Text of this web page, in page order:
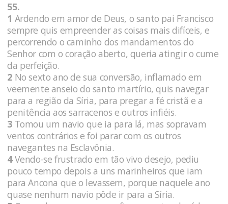
55.
1 Ardendo em amor de Deus, o santo pai Francisco
sempre quis empreender as coisas mais difíceis, e
percorrendo o caminho dos mandamentos do
Senhor com o coração aberto, queria atingir o cume
da perfeição.
2 No sexto ano de sua conversão, inflamado em
veemente anseio do santo martírio, quis navegar
para a região da Síria, para pregar a fé cristã e a
penitência aos sarracenos e outros infiéis.
3 Tomou um navio que ia para lá, mas sopravam
ventos contrários e foi parar com os outros
navegantes na Esclavônia.
4Vendo-se frustrado em tão vivo desejo, pediu
pouco tempo depois a uns marinheiros que iam
para Ancona que o levassem, porque naquele ano
quase nenhum navio pôde ir para a Síria.